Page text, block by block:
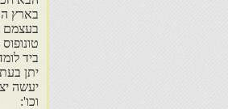
בארץ
בעצמם
ביד
יתן
יעשה
וכו':